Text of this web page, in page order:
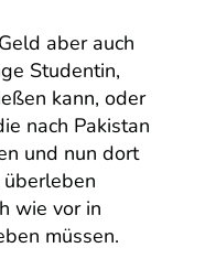
aber auch
Studentin,
kann, oder
nach Pakistan
und nun dort
wie vor in
müssen.